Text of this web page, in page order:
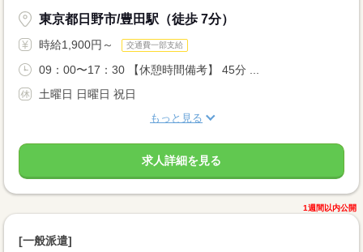
東京都日野市/豊田駅（徒歩 7分）
時給1,900円～ 交通費一部支給
09：00〜17：30 【休憩時間備考】 45分 ...
土曜日 日曜日 祝日
もっと見る
求人詳細を見る
1週間以内公開
[一般派遣]